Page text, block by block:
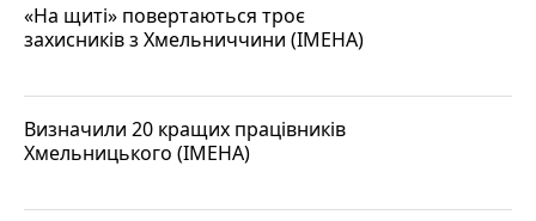
«На щиті» повертаються троє
захисників з Хмельниччини (ІМЕНА)
Визначили 20 кращих працівників
Хмельницького (ІМЕНА)